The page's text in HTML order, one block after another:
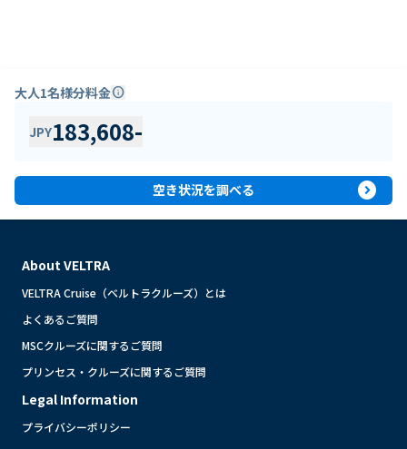
大人1名様分料金info
JPY183,608-
空き状況を調べる expand_circle_right
About VELTRA
VELTRA Cruise（ベルトラクルーズ）とは
よくあるご質問
MSCクルーズに関するご質問
プリンセス・クルーズに関するご質問
Legal Information
プライバシーポリシー